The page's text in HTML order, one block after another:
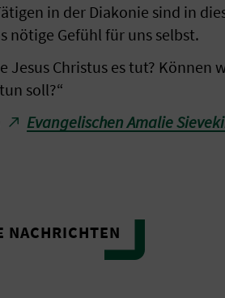
in der Diakonie sind in
nötige Gefühl für uns selbst.
Christus es tut? Können
soll?“
Evangelischen Amalie
NACHRICHTEN